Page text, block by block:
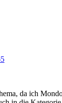
da ich